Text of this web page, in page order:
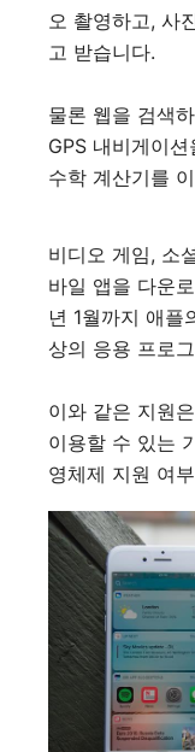
오 촬영하고, 사
고 받습니다.
물론 웹을 검색
GPS 내비게이
수학 계산기를
비디오 게임, 소
바일 앱을 다운
년 1월까지 애
상의 응용 프로
이와 같은 지원
이용할 수 있는
영체제 지원 여